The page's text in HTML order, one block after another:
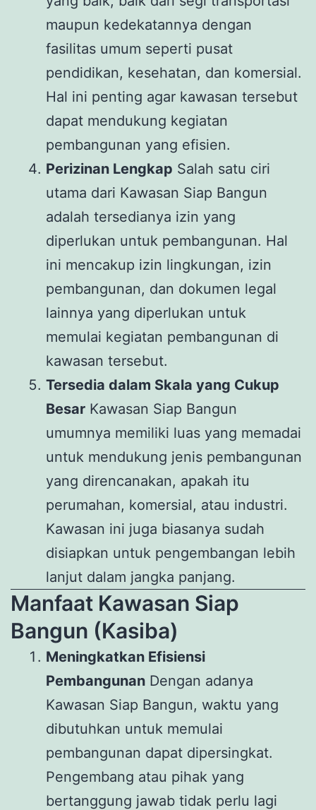
maupun kedekatannya dengan
fasilitas umum seperti pusat
pendidikan, kesehatan, dan komersial.
Hal ini penting agar kawasan tersebut
dapat mendukung kegiatan
pembangunan yang efisien.
Perizinan Lengkap Salah satu ciri
utama dari Kawasan Siap Bangun
adalah tersedianya izin yang
diperlukan untuk pembangunan. Hal
ini mencakup izin lingkungan, izin
pembangunan, dan dokumen legal
lainnya yang diperlukan untuk
memulai kegiatan pembangunan di
kawasan tersebut.
Tersedia dalam Skala yang Cukup
Besar Kawasan Siap Bangun
umumnya memiliki luas yang memadai
untuk mendukung jenis pembangunan
yang direncanakan, apakah itu
perumahan, komersial, atau industri.
Kawasan ini juga biasanya sudah
disiapkan untuk pengembangan lebih
lanjut dalam jangka panjang.
Manfaat Kawasan Siap
Bangun (Kasiba)
Meningkatkan Efisiensi
Pembangunan Dengan adanya
Kawasan Siap Bangun, waktu yang
dibutuhkan untuk memulai
pembangunan dapat dipersingkat.
Pengembang atau pihak yang
bertanggung jawab tidak perlu lagi